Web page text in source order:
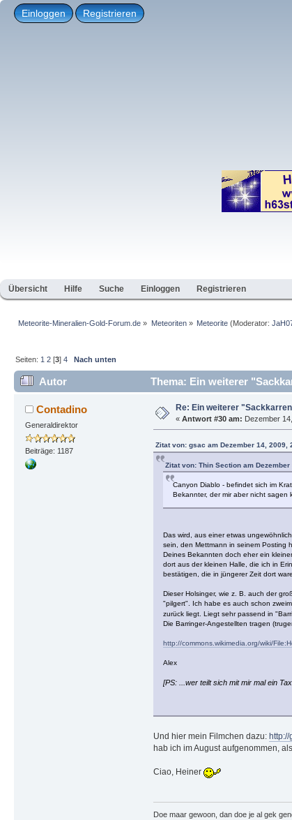
Einloggen Registrieren
Übersicht Hilfe Suche Einloggen Registrieren
Meteorite-Mineralien-Gold-Forum.de » Meteoriten» Meteorite(Moderator:
Seiten: 1 2 [3]4 Nach unten
Autor Thema: Ein weiterer
Contadino
Generaldirektor
Beiträge: 1187
Re: Ein weiterer
« Antwort #30 am: Dezember
Zitat von: gsac am Dezember 14, 2009,
Zitat von: Thin Section am
Canyon Diablo - befindet sich im
Bekannter, der mir aber nicht sagen
Das wird, aus einer etwas
sein, den Mettmann in seinem Posting
Deines Bekannten doch eher ein
dort aus der kleinen Halle, die ich in
bestätigen, die in jüngerer Zeit dort
Dieser Holsinger, wie z. B. auch der
"pilgert". Ich habe es auch schon
zurück liegt. Liegt sehr passend in
Die Barringer-Angestellten tragen
http://commons.wikimedia.org/wiki/
Alex
[PS: ...wer teilt sich mit mir mal ein
Und hier mein Filmchen dazu:
hab ich im August aufgenommen,
Ciao, Heiner
Doe maar gewoon, dan doe je al gek